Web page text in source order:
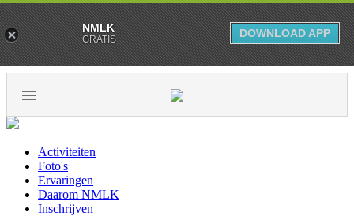
Activiteiten
Foto's
Ervaringen
Daarom NMLK
Inschrijven
NMLK
GRATIS DOWNLOAD APP